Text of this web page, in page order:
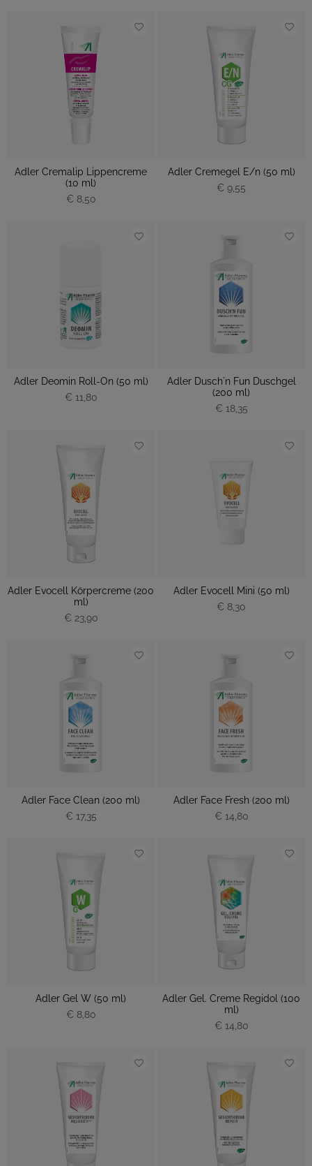
Adler Cremalip Lippencreme
(10 ml)
€ 8,50
Adler Cremegel E/n (50 ml)
€ 9,55
Adler Deomin Roll-On (50 ml)
€ 11,80
Adler Dusch´n Fun Duschgel
(200 ml)
€ 18,35
Adler Evocell Körpercreme (200
ml)
€ 23,90
Adler Evocell Mini (50 ml)
€ 8,30
Adler Face Clean (200 ml)
€ 17,35
Adler Face Fresh (200 ml)
€ 14,80
Adler Gel W (50 ml)
€ 8,80
Adler Gel. Creme Regidol (100
ml)
€ 14,80